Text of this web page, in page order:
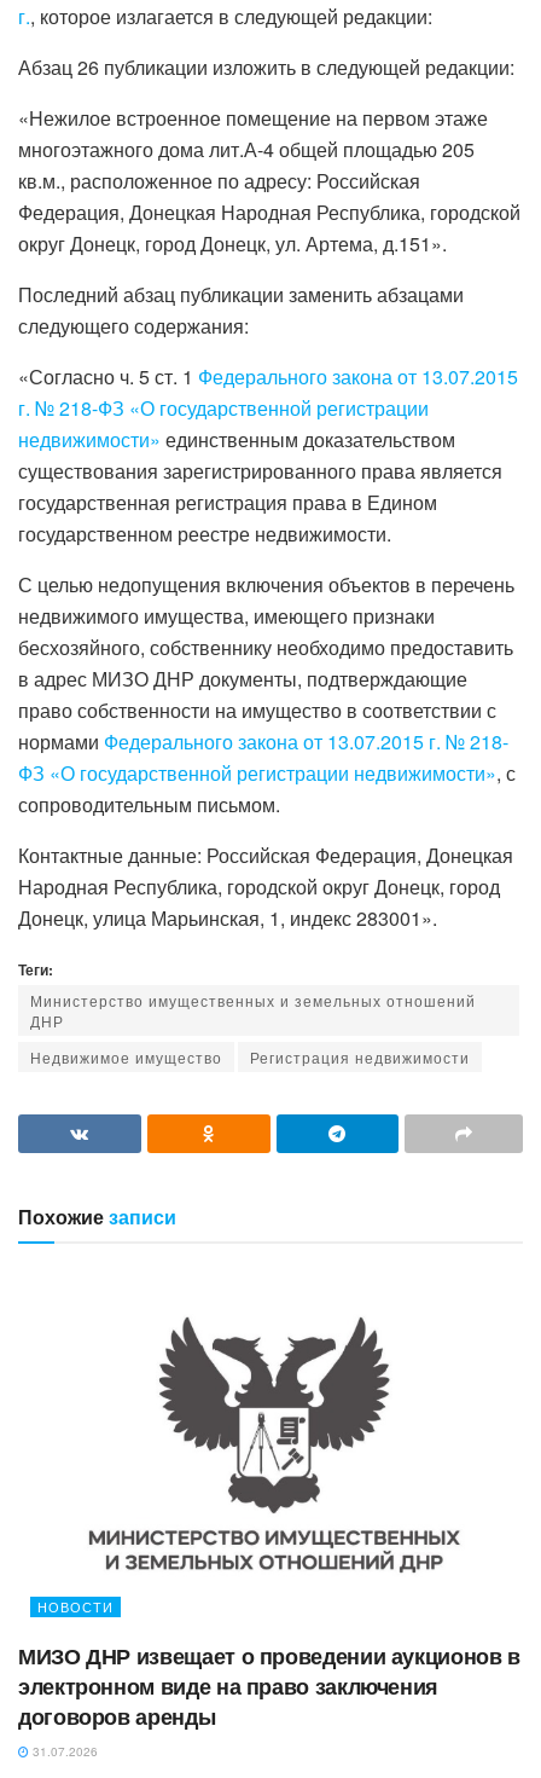
г., которое излагается в следующей редакции:
Абзац 26 публикации изложить в следующей редакции:
«Нежилое встроенное помещение на первом этаже
многоэтажного дома лит.А-4 общей площадью 205
кв.м., расположенное по адресу: Российская
Федерация, Донецкая Народная Республика, городской
округ Донецк, город Донецк, ул. Артема, д.151».
Последний абзац публикации заменить абзацами
следующего содержания:
«Согласно ч. 5 ст. 1 Федерального закона от 13.07.2015
г. № 218-ФЗ «О государственной регистрации
недвижимости» единственным доказательством
существования зарегистрированного права является
государственная регистрация права в Едином
государственном реестре недвижимости.
С целью недопущения включения объектов в перечень
недвижимого имущества, имеющего признаки
бесхозяйного, собственнику необходимо предоставить
в адрес МИЗО ДНР документы, подтверждающие
право собственности на имущество в соответствии с
нормами Федерального закона от 13.07.2015 г. № 218-
ФЗ «О государственной регистрации недвижимости», с
сопроводительным письмом.
Контактные данные: Российская Федерация, Донецкая
Народная Республика, городской округ Донецк, город
Донецк, улица Марьинская, 1, индекс 283001».
Теги:
Министерство имущественных и земельных отношений
ДНР
Недвижимое имущество
Регистрация недвижимости
Похожиезаписи
НОВОСТИ
МИЗО ДНР извещает о проведении аукционов в
электронном виде на право заключения
договоров аренды
31.07.2026